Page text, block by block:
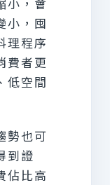
小，囤
理程序
費者更
低空間
勢也可
到證
佔比高